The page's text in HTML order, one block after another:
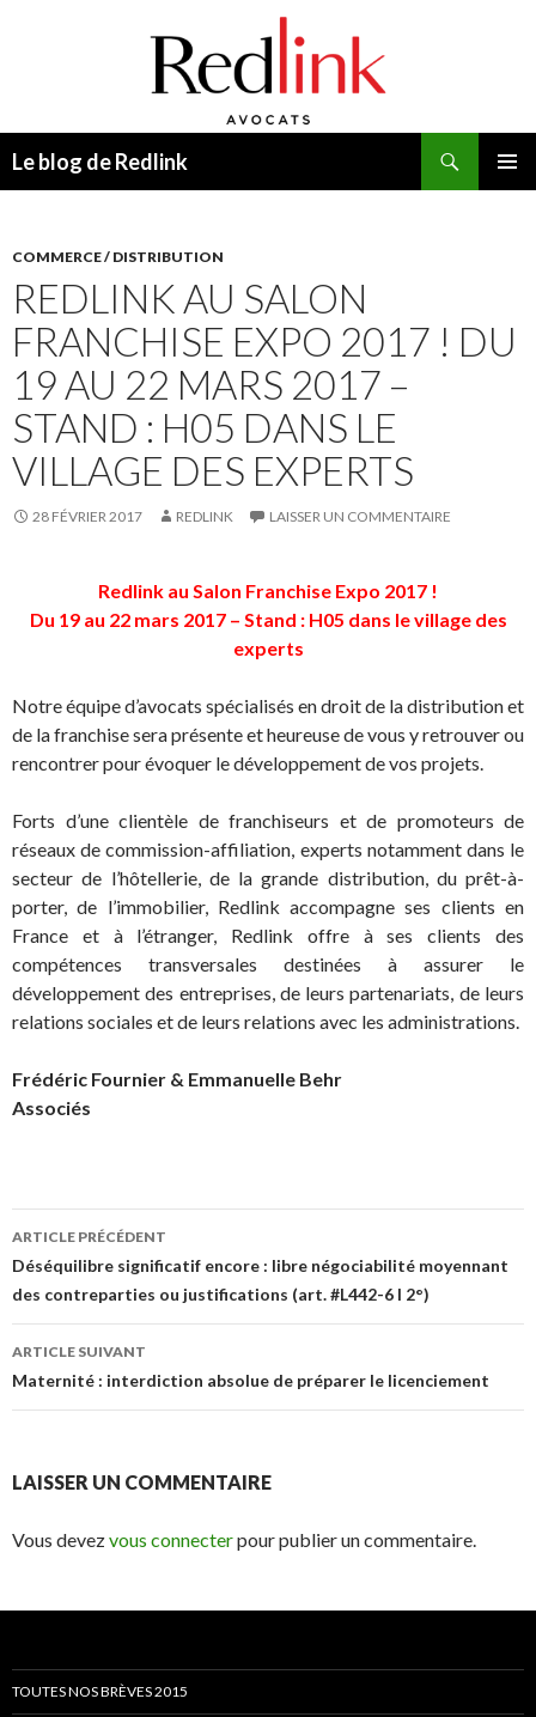
Le blog de Redlink
COMMERCE / DISTRIBUTION
REDLINK AU SALON
FRANCHISE EXPO 2017 ! DU
19 AU 22 MARS 2017 –
STAND : H05 DANS LE
VILLAGE DES EXPERTS
28 FÉVRIER 2017 REDLINK LAISSER UN COMMENTAIRE
Redlink au Salon Franchise Expo 2017 !
Du 19 au 22 mars 2017 – Stand : H05 dans le village des
experts
Notre équipe d’avocats spécialisés en droit de la distribution et
de la franchise sera présente et heureuse de vous y retrouver ou
rencontrer pour évoquer le développement de vos projets.
Forts d’une clientèle de franchiseurs et de promoteurs de
réseaux de commission-affiliation, experts notamment dans le
secteur de l’hôtellerie, de la grande distribution, du prêt-à-
porter, de l’immobilier, Redlink accompagne ses clients en
France et à l’étranger, Redlink offre à ses clients des
compétences transversales destinées à assurer le
développement des entreprises, de leurs partenariats, de leurs
relations sociales et de leurs relations avec les administrations.
Frédéric Fournier & Emmanuelle Behr
Associés
Navigation
des
articles
ARTICLE PRÉCÉDENT
Déséquilibre significatif encore : libre négociabilité moyennant
des contreparties ou justifications (art. #L442-6 I 2°)
ARTICLE SUIVANT
Maternité : interdiction absolue de préparer le licenciement
LAISSER UN COMMENTAIRE
Vous devezvous connecterpour publier un commentaire.
TOUTES NOS BRÈVES 2015